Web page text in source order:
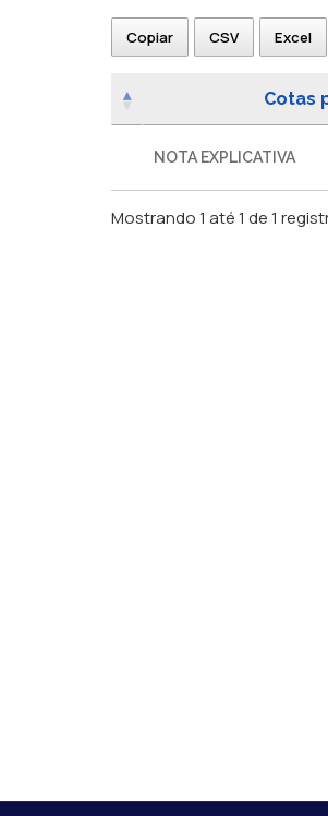
Copiar CSV Excel
Cotas
NOTA EXPLICATIVA
Mostrando 1 até 1 de 1